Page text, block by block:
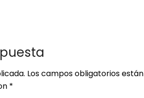
Los campos obligatorios están
*